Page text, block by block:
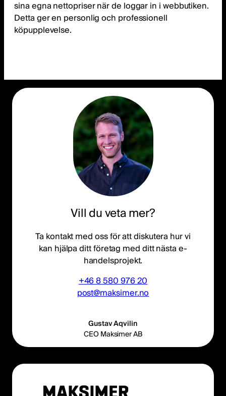
sina egna nettopriser när de loggar in i webbutiken.
Detta ger en personlig och professionell
köpupplevelse.
Vill du veta mer?
Ta kontakt med oss för att diskutera hur vi
kan hjälpa ditt företag med ditt nästa e-
handelsprojekt.
+46 8 580 976 20
post@maksimer.no
Gustav Aqvilin
CEO Maksimer AB